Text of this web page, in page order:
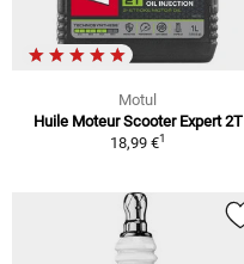
Motul
Huile Moteur Scooter Expert 2T
18,99 €1